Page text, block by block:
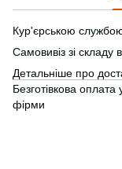
Кур'єрською
Самовивіз зі складу
Детальніше про
Безготівкова
фірми